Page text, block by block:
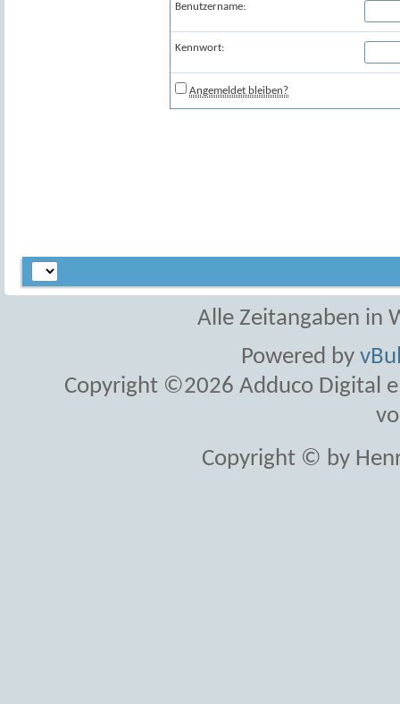
Benutzername:
Kennwort:
Angemeldet bleiben?
Alle Zeitangaben in
Powered by
Copyright ©2026 Adduco Digital
Copyright © by